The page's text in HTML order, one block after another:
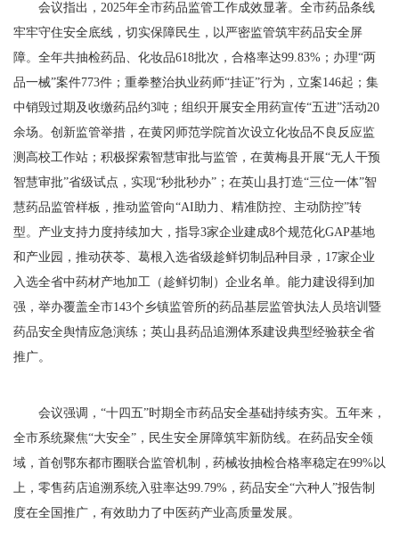
会议指出，2025年全市药品监管工作成效显著。全市药品条线
牢牢守住安全底线，切实保障民生，以严密监管筑牢药品安全屏
障。全年共抽检药品、化妆品618批次，合格率达99.83%；办理“两
品一械”案件773件；重拳整治执业药师“挂证”行为，立案146起；集
中销毁过期及收缴药品约3吨；组织开展安全用药宣传“五进”活动20
余场。创新监管举措，在黄冈师范学院首次设立化妆品不良反应监
测高校工作站；积极探索智慧审批与监管，在黄梅县开展“无人干预
智慧审批”省级试点，实现“秒批秒办”；在英山县打造“三位一体”智
慧药品监管样板，推动监管向“AI助力、精准防控、主动防控”转
型。产业支持力度持续加大，指导3家企业建成8个规范化GAP基地
和产业园，推动茯苓、葛根入选省级趁鲜切制品种目录，17家企业
入选全省中药材产地加工（趁鲜切制）企业名单。能力建设得到加
强，举办覆盖全市143个乡镇监管所的药品基层监管执法人员培训暨
药品安全舆情应急演练；英山县药品追溯体系建设典型经验获全省
推广。
会议强调，“十四五”时期全市药品安全基础持续夯实。五年来，
全市系统聚焦“大安全”，民生安全屏障筑牢新防线。在药品安全领
域，首创鄂东都市圈联合监管机制，药械妆抽检合格率稳定在99%以
上，零售药店追溯系统入驻率达99.79%，药品安全“六种人”报告制
度在全国推广，有效助力了中医药产业高质量发展。